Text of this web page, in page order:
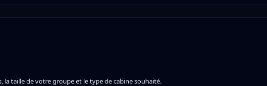
la taille de votre groupe et le type de cabine souhaité.